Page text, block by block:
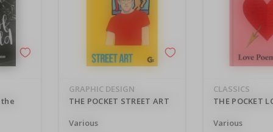
GRAPHIC DESIGN
THE POCKET STREET ART
Various
CLASSICS
THE POCKET
Various